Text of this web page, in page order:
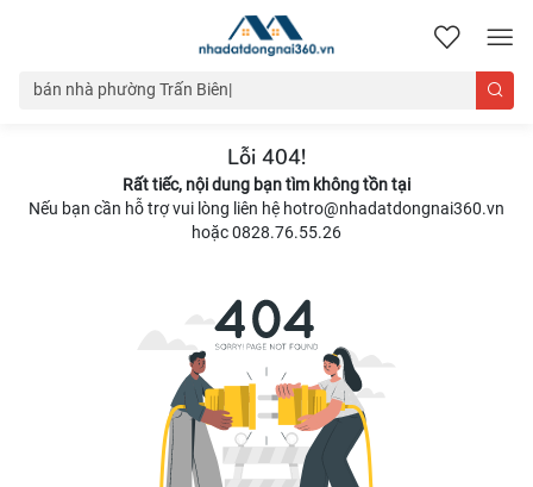
nhadatdongnai360.vn
Lỗi 404!
Rất tiếc, nội dung bạn tìm không tồn tại
Nếu bạn cần hỗ trợ vui lòng liên hệ hotro@nhadatdongnai360.vn
hoặc 0828.76.55.26